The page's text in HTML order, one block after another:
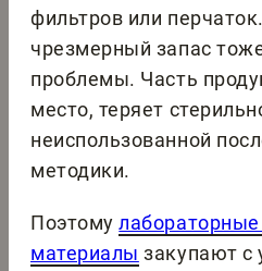
фильтров или
чрезмерный запас
проблемы. Часть
место, теряет
неиспользованной
методики.
Поэтому
материалы закупают с